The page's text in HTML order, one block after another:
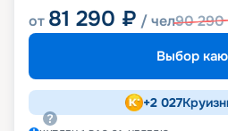
от 81 290 ₽ / чел90 290
Выбор
+2 027